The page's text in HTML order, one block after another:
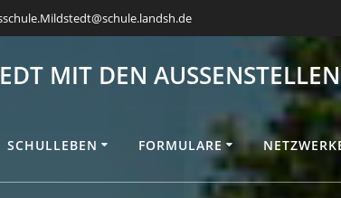
MIT DEN AUSSENSTELLEN
SCHULLEBEN FORMULARE